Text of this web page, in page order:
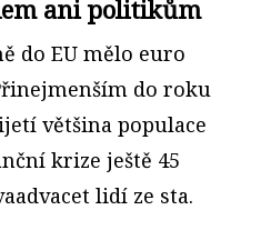
ani politikům
do EU mělo euro
do roku
většina populace
krize ještě 45
lidí ze sta.